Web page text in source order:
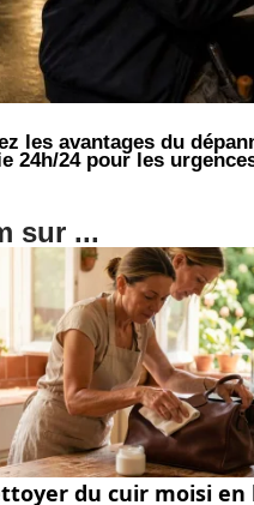
les avantages du
24h/24 pour les
sur ...
du cuir moisi en